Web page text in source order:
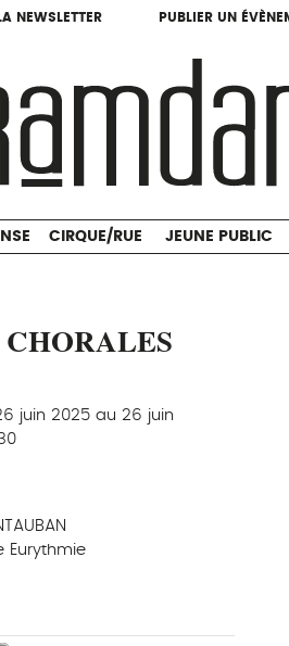
NEWSLETTER PUBLIER UN
NEWSLETTER PUBLIER UN
CIRQUE/RUE
CIRQUE/RUE JEUNE PUBLIC
juin 2025 au 26 juin
Eurythmie